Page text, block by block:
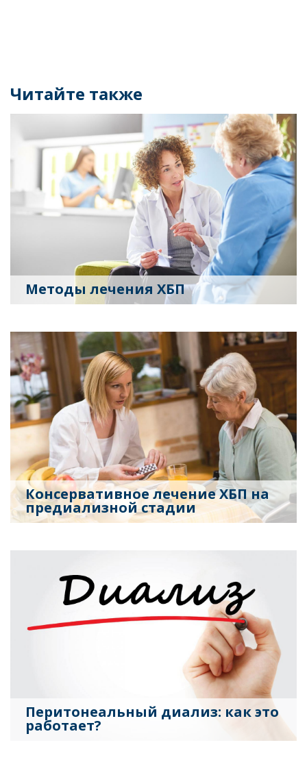
Читайте также
Методы лечения ХБП
Консервативное лечение ХБП на
предиализной стадии
Перитонеальный диализ: как это
работает?